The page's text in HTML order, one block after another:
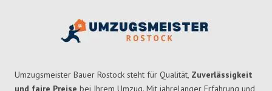
Umzugsmeister Bauer Rostock steht für Qualität, Zuverlässigkeit
und faire Preise bei Ihrem Umzug. Mit jahrelanger Erfahrung und